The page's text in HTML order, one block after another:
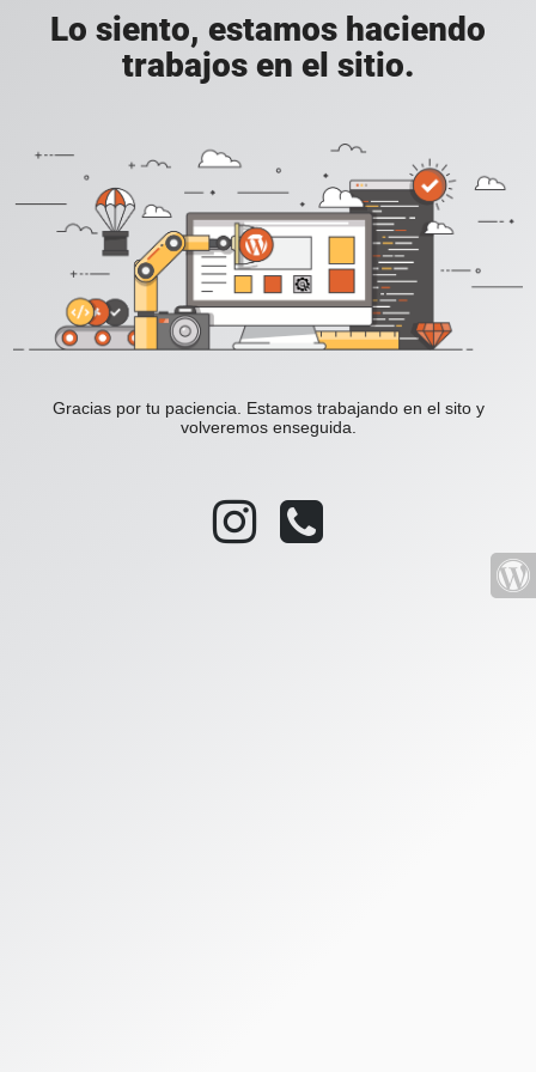
Lo siento, estamos haciendo
trabajos en el sitio.
Gracias por tu paciencia. Estamos trabajando en el sito y
volveremos enseguida.